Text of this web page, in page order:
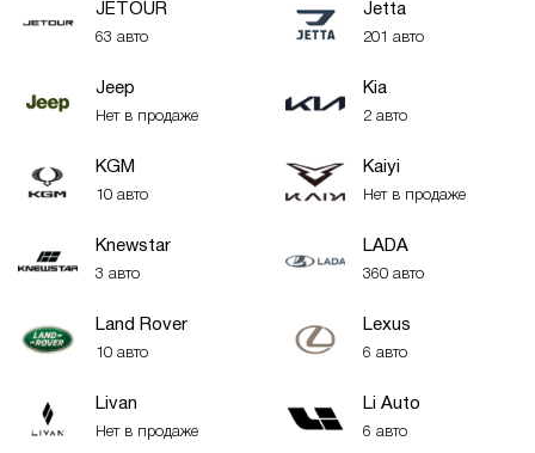
JETOUR
63 авто
Jetta
201 авто
Jeep
Нет в продаже
Kia
2 авто
KGM
10 авто
Kaiyi
Нет в продаже
Knewstar
3 авто
LADA
360 авто
Land Rover
10 авто
Lexus
6 авто
Livan
Нет в продаже
Li Auto
6 авто